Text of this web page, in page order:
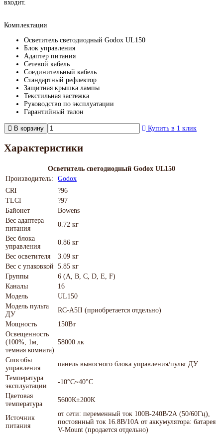
входит.
Комплектация
Осветитель светодиодный Godox UL150
Блок управления
Адаптер питания
Сетевой кабель
Соединительный кабель
Стандартный рефлектор
Защитная крышка лампы
Текстильная застежка
Руководство по эксплуатации
Гарантийный талон
В корзину Купить в 1 клик
Характеристики
Осветитель светодиодный Godox UL150
Производитель:
Godox
CRI
?96
TLCI
?97
Байонет
Bowens
Вес адаптера
питания
0.72 кг
Вес блока
управления
0.86 кг
Вес осветителя
3.09 кг
Вес с упаковкой 5.85 кг
Группы
6 (A, B, C, D, E, F)
Каналы
16
Модель
UL150
Модель пульта
ДУ
RC-A5II (приобретается отдельно)
Мощность
150Вт
Освещенность
(100%, 1м,
темная комната)
58000 лк
Способы
управления
панель выносного блока управления/пульт ДУ
Температура
эксплуатации
-10°C~40°C
Цветовая
температура
5600К±200К
Источник
питания
от сети: переменный ток 100В-240В/2А (50/60Гц),
постоянный ток 16.8В/10А от аккумулятора: батарея
V-Mount (продается отдельно)